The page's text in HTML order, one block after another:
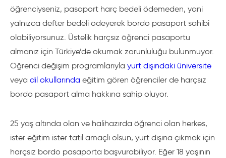
öğrenciyseniz, pasaport harç bedeli ödemeden, yani
yalnızca defter bedeli ödeyerek bordo pasaport sahibi
olabiliyorsunuz. Üstelik harçsız öğrenci pasaportu
almanız için Türkiye’de okumak zorunluluğu bulunmuyor.
Öğrenci değişim programlarıyla yurt dışındaki üniversite
veya dil okullarında eğitim gören öğrenciler de harçsız
bordo pasaport alma hakkına sahip oluyor.
25 yaş altında olan ve halihazırda öğrenci olan herkes,
ister eğitim ister tatil amaçlı olsun, yurt dışına çıkmak için
harçsız bordo pasaporta başvurabiliyor. Eğer 18 yaşının